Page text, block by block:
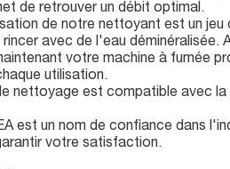
de retrouver un débit optimal.
de notre nettoyant est un
avec de l'eau
votre machine à fumée
utilisation.
nettoyage est compatible avec
est un nom de confiance dans
votre satisfaction.